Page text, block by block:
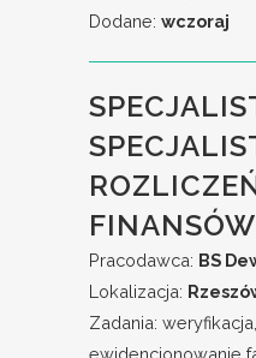
Dodane: wczoraj
FINANSÓW
Pracodawca: BS
Lokalizacja:
Zadania:
ewidencjonowanie